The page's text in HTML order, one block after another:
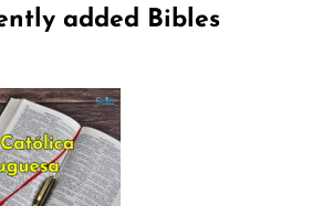
added Bibles